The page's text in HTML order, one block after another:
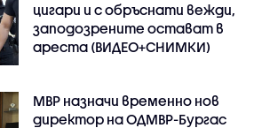
цигари и с обръснати вежди,
заподозрените остават в
ареста (ВИДЕО+СНИМКИ)
МВР назначи временно нов
директор на ОДМВР-Бургас